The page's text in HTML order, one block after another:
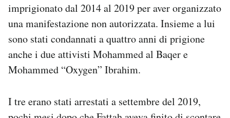
Area Personale
Newsletter
Notifiche mobile
Regala il Post
Hai bisogno di aiuto?
imprigionato dal 2014 al 2019 per aver organizzato
una manifestazione non autorizzata. Insieme a lui
sono stati condannati a quattro anni di prigione
anche i due attivisti Mohammed al Baqer e
Mohammed “Oxygen” Ibrahim.
I tre erano stati arrestati a settembre del 2019,